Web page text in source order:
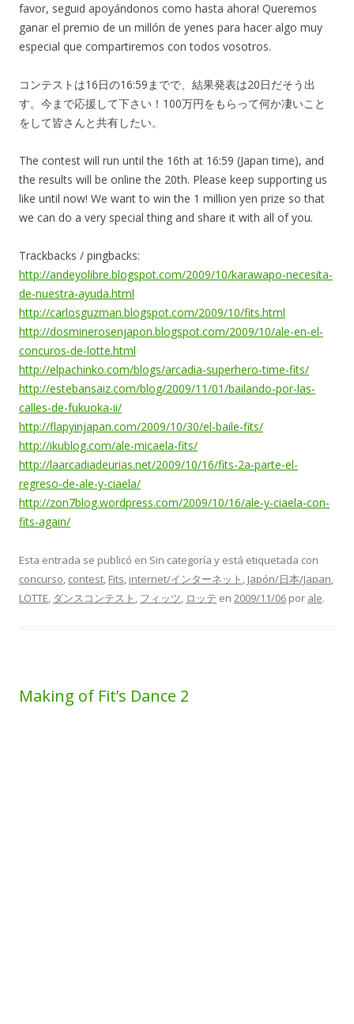
favor, seguid apoyándonos como hasta ahora! Queremos
ganar el premio de un millón de yenes para hacer algo muy
especial que compartiremos con todos vosotros.
コンテストは16日の16:59までで、結果発表は20日だそう出
す。今まで応援して下さい！100万円をもらって何か凄いこと
をして皆さんと共有したい。
The contest will run until the 16th at 16:59 (Japan time), and
the results will be online the 20th. Please keep supporting us
like until now! We want to win the 1 million yen prize so that
we can do a very special thing and share it with all of you.
Trackbacks / pingbacks:
http://andeyolibre.blogspot.com/2009/10/karawapo-necesita-
de-nuestra-ayuda.html
http://carlosguzman.blogspot.com/2009/10/fits.html
http://dosminerosenjapon.blogspot.com/2009/10/ale-en-el-
concuros-de-lotte.html
http://elpachinko.com/blogs/arcadia-superhero-time-fits/
http://estebansaiz.com/blog/2009/11/01/bailando-por-las-
calles-de-fukuoka-ii/
http://flapyinjapan.com/2009/10/30/el-baile-fits/
http://ikublog.com/ale-micaela-fits/
http://laarcadiadeurias.net/2009/10/16/fits-2a-parte-el-
regreso-de-ale-y-ciaela/
http://zon7blog.wordpress.com/2009/10/16/ale-y-ciaela-con-
fits-again/
Esta entrada se publicó en Sin categoría y está etiquetada con
concurso, contest, Fits, internet/インターネット , Japón/日本/Japan,
LOTTE, ダンスコンテスト , フィッツ, ロッテ en 2009/11/06 por ale.
Making of Fit’s Dance 2